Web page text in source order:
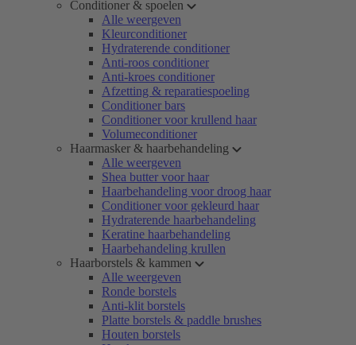
Conditioner & spoelen
Alle weergeven
Kleurconditioner
Hydraterende conditioner
Anti-roos conditioner
Anti-kroes conditioner
Afzetting & reparatiespoeling
Conditioner bars
Conditioner voor krullend haar
Volumeconditioner
Haarmasker & haarbehandeling
Alle weergeven
Shea butter voor haar
Haarbehandeling voor droog haar
Conditioner voor gekleurd haar
Hydraterende haarbehandeling
Keratine haarbehandeling
Haarbehandeling krullen
Haarborstels & kammen
Alle weergeven
Ronde borstels
Anti-klit borstels
Platte borstels & paddle brushes
Houten borstels